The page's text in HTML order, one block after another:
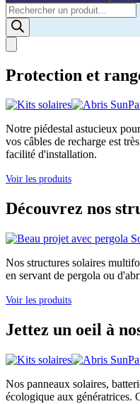
Products
search
Protection et
Notre piédestal astucieux
vos câbles de recharge est
facilité d'installation.
Voir les produits
Découvrez nos
Nos structures solaires
en servant de pergola ou
Voir les produits
Jettez un oeil à
Nos panneaux solaires,
écologique aux génératrices.